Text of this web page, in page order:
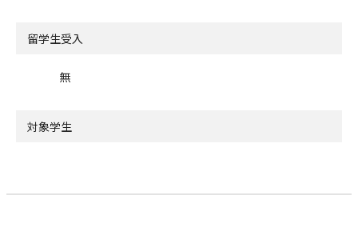
留学生受入
無
対象学生